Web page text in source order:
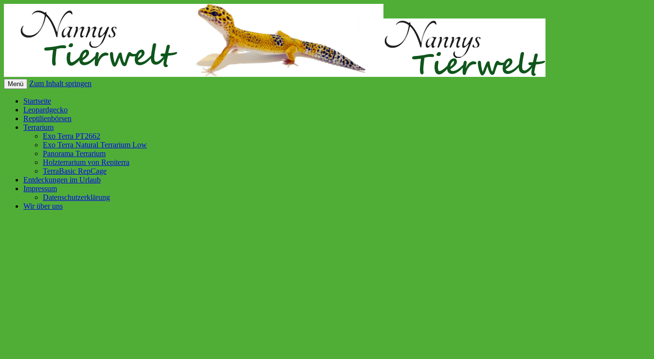
Menü Zum Inhalt springen
Startseite
Leopardgecko
Reptilienbörsen
Terrarium
Exo Terra PT2662
Exo Terra Natural Terrarium Low
Panorama Terrarium
Holzterrarium von Repiterra
TerraBasic RepCage
Entdeckungen im Urlaub
Impressum
Datenschutzerklärung
Wir über uns